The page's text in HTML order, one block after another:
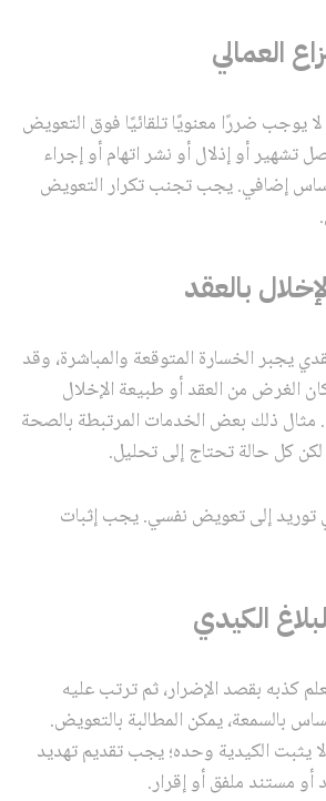
العمالي
لا يوجب ضررًا معنويًا تلقائيًا فوق التعويض
تشهير أو إذلال أو نشر اتهام أو إجراء
إضافي. يجب تجنب تكرار التعويض
بالعقد
يجبر الخسارة المتوقعة والمباشرة، وقد
الغرض من العقد أو طبيعة الإخلال
مثال ذلك بعض الخدمات المرتبطة بالصحة
كل حالة تحتاج إلى تحليل.
توريد إلى تعويض نفسي. يجب إثبات
الكيدي
كذبه بقصد الإضرار، ثم ترتب عليه
بالسمعة، يمكن المطالبة بالتعويض.
لا يثبت الكيدية وحده؛ يجب تقديم تهديد
مستند ملفق أو إقرار.